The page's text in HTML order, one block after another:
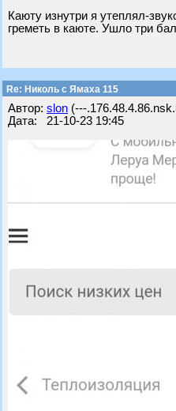
Каюту изнутри я утеплял-
греметь в каюте. Ушло три
Re: Николь с Ямаха 115
Автор: slon (---
Дата: 21-10-23 19:45